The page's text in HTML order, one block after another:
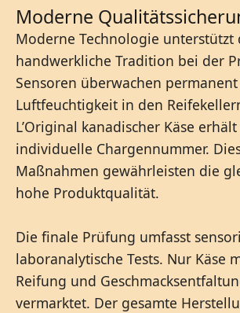
Moderne
Moderne Technologie unterstützt
handwerkliche Tradition bei der
Sensoren überwachen
Luftfeuchtigkeit in den
L’Original kanadischer Käse
individuelle Chargennummer.
Maßnahmen gewährleisten die
hohe Produktqualität.
Die finale Prüfung umfasst
laboranalytische Tests. Nur Käse
Reifung und
vermarktet. Der gesamte